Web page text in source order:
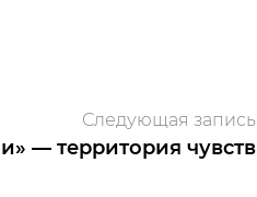
Следующая запись
— территория чувств